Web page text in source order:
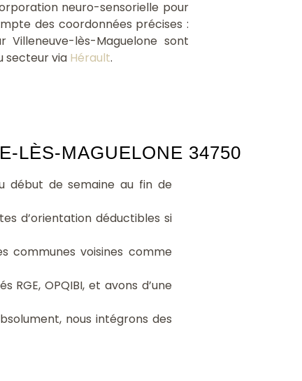
neuro-sensorielle pour
des coordonnées précises :
Villeneuve-lès-Maguelone sont
secteur via Hérault.
LÈS-MAGUELONE 34750
début de semaine au fin de
d’orientation déductibles si
communes voisines comme
RGE, OPQIBI, et avons d’une
nous intégrons des